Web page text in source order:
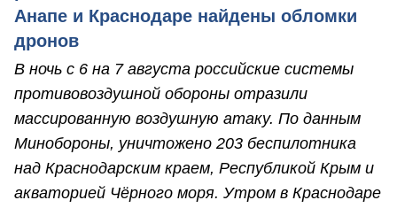
Анапе и Краснодаре найдены обломки
дронов
В ночь с 6 на 7 августа российские системы
противовоздушной обороны отразили
массированную воздушную атаку. По данным
Минобороны, уничтожено 203 беспилотника
над Краснодарским краем, Республикой Крым и
акваторией Чёрного моря. Утром в Краснодаре